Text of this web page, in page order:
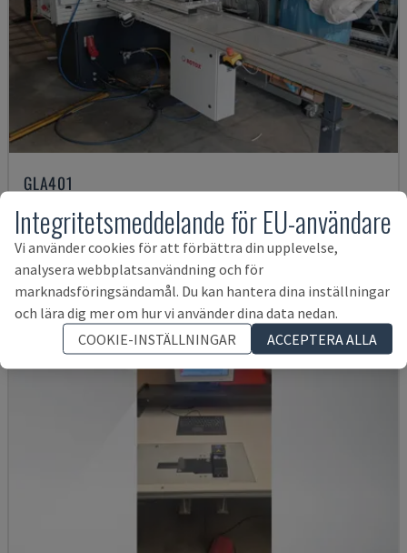
GLA401
ITALIEN 2024
438 444 SEK
Integritetsmeddelande för EU-användare
Vi använder cookies för att förbättra din upplevelse,
analysera webbplatsanvändning och för
marknadsföringsändamål. Du kan hantera dina inställningar
och lära dig mer om hur vi använder dina data nedan.
COOKIE-INSTÄLLNINGAR
ACCEPTERA ALLA